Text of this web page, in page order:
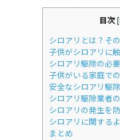
目次 [
シロアリとは？そ
子供がシロアリに
シロアリ駆除の必
子供がいる家庭で
安全なシロアリ駆
シロアリ駆除業者
シロアリの発生を
シロアリに関する
まとめ